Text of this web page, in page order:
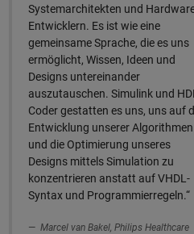
Systemarchitekten und
Entwicklern. Es ist wie eine
gemeinsame Sprache, die es uns
ermöglicht, Wissen, Ideen und
Designs untereinander
auszutauschen. Simulink und
Coder gestatten es uns, uns auf
Entwicklung unserer Algorithmen
und die Optimierung unseres
Designs mittels Simulation zu
konzentrieren anstatt auf VHDL-
Syntax und Programmierregeln.“
Marcel van Bakel, Philips Healthcare